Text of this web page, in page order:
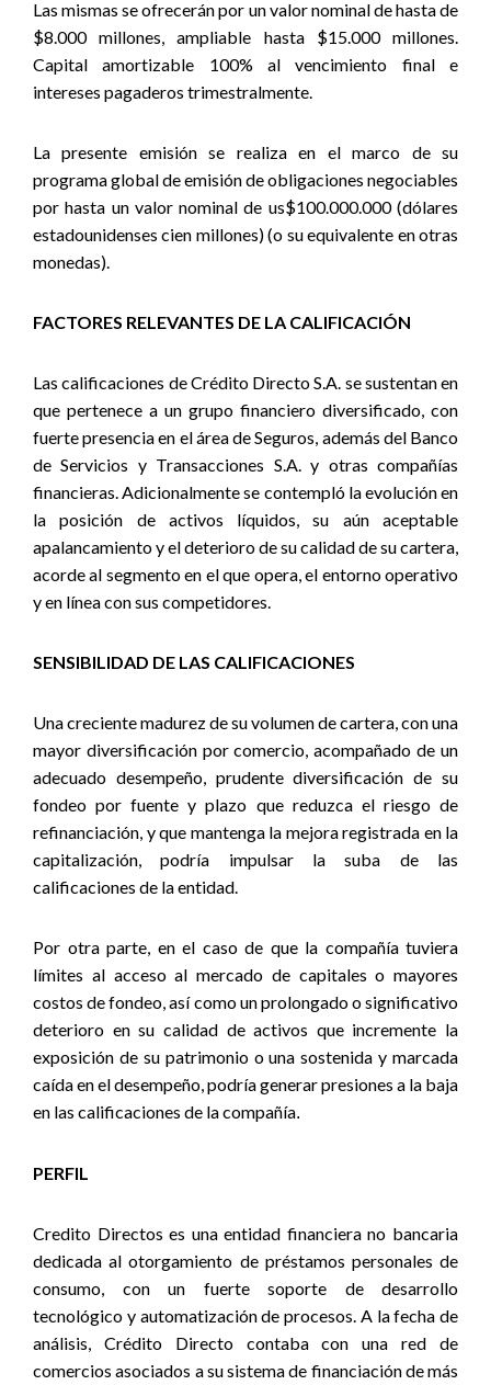
Las mismasse ofrecerán por un valor nominal de hasta de
$8.000 millones, ampliable hasta $15.000 millones.
Capital amortizable 100% al vencimiento final e
intereses pagaderos trimestralmente.
La presente emisión se realiza en el marco de su
programa global de emisión de obligaciones negociables
por hasta un valor nominal de us$100.000.000 (dólares
estadounidenses cien millones) (o su equivalente en otras
monedas).
FACTORES RELEVANTES DE LA CALIFICACIÓN
Las calificaciones de Crédito Directo S.A. se sustentan en
que pertenece a un grupo financiero diversificado, con
fuerte presencia en el área de Seguros, además del Banco
de Servicios y Transacciones S.A. y otras compañías
financieras. Adicionalmente se contempló la evolución en
la posición de activos líquidos, su aún aceptable
apalancamiento y el deterioro de su calidad de su cartera,
acorde al segmento en el que opera, el entorno operativo
y en línea con sus competidores.
SENSIBILIDAD DE LAS CALIFICACIONES
Una creciente madurez de su volumen de cartera, con una
mayor diversificación por comercio, acompañado de un
adecuado desempeño, prudente diversificación de su
fondeo por fuente y plazo que reduzca el riesgo de
refinanciación, y que mantenga la mejora registrada en la
capitalización, podría impulsar la suba de las
calificaciones de la entidad.
Por otra parte, en el caso de que la compañía tuviera
límites al acceso al mercado de capitales o mayores
costos de fondeo, así como un prolongado o significativo
deterioro en su calidad de activos que incremente la
exposición de su patrimonio o una sostenida y marcada
caída en el desempeño, podría generar presiones a la baja
en las calificaciones de la compañía.
PERFIL
Credito Directos es una entidad financiera no bancaria
dedicada al otorgamiento de préstamos personales de
consumo, con un fuerte soporte de desarrollo
tecnológico y automatización de procesos. Ala fecha de
análisis, Crédito Directo contaba con una red de
comercios asociados a su sistema de financiación de más